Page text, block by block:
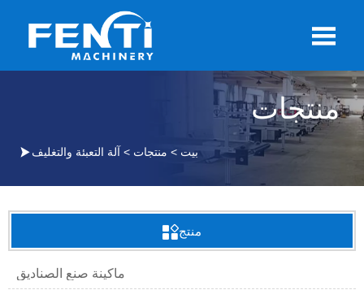

منتجات
 بيت > منتجات > آلة التعبئة والتغليف
منتج
ماكينة صنع الصناديق